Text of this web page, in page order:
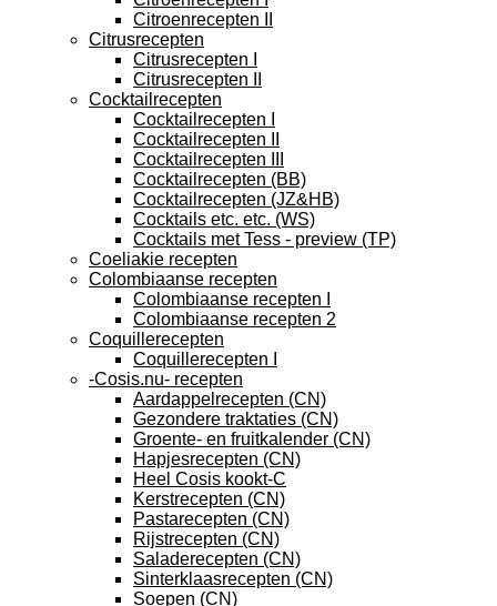
Citroenrecepten II
Citrusrecepten
Citrusrecepten I
Citrusrecepten II
Cocktailrecepten
Cocktailrecepten I
Cocktailrecepten II
Cocktailrecepten III
Cocktailrecepten (BB)
Cocktailrecepten (JZ&HB)
Cocktails etc. etc. (WS)
Cocktails met Tess - preview (TP)
Coeliakie recepten
Colombiaanse recepten
Colombiaanse recepten I
Colombiaanse recepten 2
Coquillerecepten
Coquillerecepten I
-Cosis.nu- recepten
Aardappelrecepten (CN)
Gezondere traktaties (CN)
Groente- en fruitkalender (CN)
Hapjesrecepten (CN)
Heel Cosis kookt-C
Kerstrecepten (CN)
Pastarecepten (CN)
Rijstrecepten (CN)
Saladerecepten (CN)
Sinterklaasrecepten (CN)
Soepen (CN)